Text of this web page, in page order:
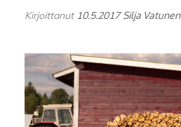
Kirjoittanut 10.5.2017 Silja Vatunen